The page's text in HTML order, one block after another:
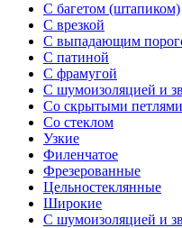
С багетом (штапиком)
С врезкой
С выпадающим
С патиной
С фрамугой
С шумоизоляцией и
Со скрытыми петлями
Со стеклом
Узкие
Филенчатое
Фрезерованные
Цельностеклянные
Широкие
С шумоизоляцией и